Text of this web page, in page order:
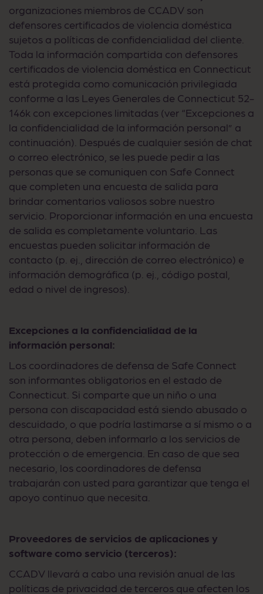
organizaciones miembros de CCADV son
defensores certificados de violencia doméstica
sujetos a políticas de confidencialidad del cliente.
Toda la información compartida con defensores
certificados de violencia doméstica en Connecticut
está protegida como comunicación privilegiada
conforme a las Leyes Generales de Connecticut 52-
146k con excepciones limitadas (ver “Excepciones a
la confidencialidad de la información personal” a
continuación). Después de cualquier sesión de chat
o correo electrónico, se les puede pedir a las
personas que se comuniquen con Safe Connect
que completen una encuesta de salida para
brindar comentarios valiosos sobre nuestro
servicio. Proporcionar información en una encuesta
de salida es completamente voluntario. Las
encuestas pueden solicitar información de
contacto (p. ej., dirección de correo electrónico) e
información demográfica (p. ej., código postal,
edad o nivel de ingresos).
Excepciones a la confidencialidad de la
información personal:
Los coordinadores de defensa de Safe Connect
son informantes obligatorios en el estado de
Connecticut. Si comparte que un niño o una
persona con discapacidad está siendo abusado o
descuidado, o que podría lastimarse a sí mismo o a
otra persona, deben informarlo a los servicios de
protección o de emergencia. En caso de que sea
necesario, los coordinadores de defensa
trabajarán con usted para garantizar que tenga el
apoyo continuo que necesita.
Proveedores de servicios de aplicaciones y
software como servicio (terceros):
CCADV llevará a cabo una revisión anual de las
políticas de privacidad de terceros que afecten los